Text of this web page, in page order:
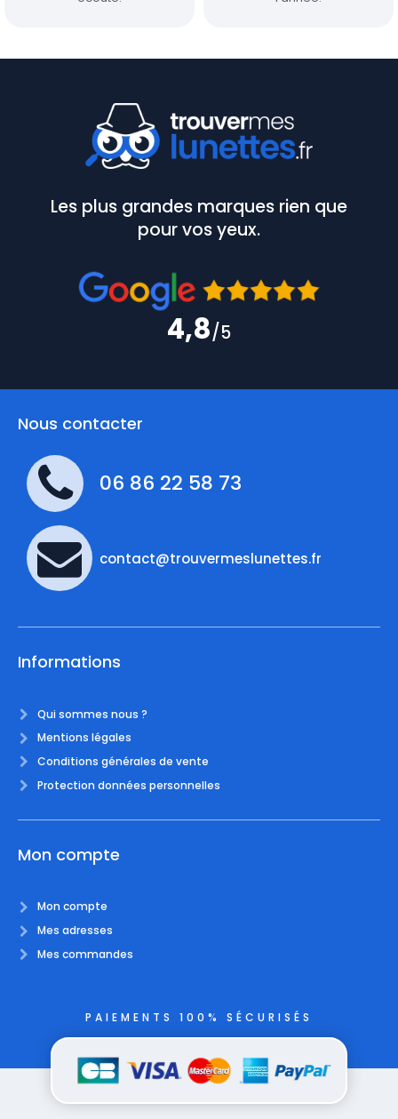
Les plus grandes marques rien que
pour vos yeux.
4,8/5
Nous contacter
06 86 22 58 73
contact@trouvermeslunettes.fr
Informations
Qui sommes nous ?
Mentions légales
Conditions générales de vente
Protection données personnelles
Mon compte
Mon compte
Mes adresses
Mes commandes
PAIEMENTS 100% SÉCURISÉS